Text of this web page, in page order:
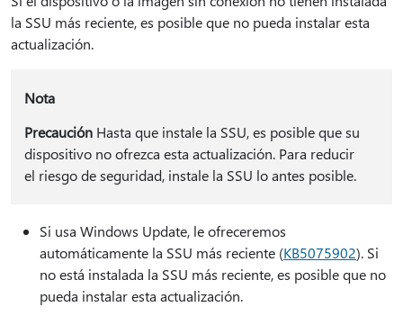
la SSU más reciente, es posible que no pueda instalar esta
actualización.
Nota
PrecauciónHasta que instale la SSU, es posible que su
dispositivo no ofrezca esta actualización. Para reducir
el riesgo de seguridad, instale la SSU lo antes posible.
Si usa Windows Update, le ofreceremos
automáticamente la SSU más reciente (KB5075902). Si
no está instalada la SSU más reciente, es posible que no
pueda instalar esta actualización.